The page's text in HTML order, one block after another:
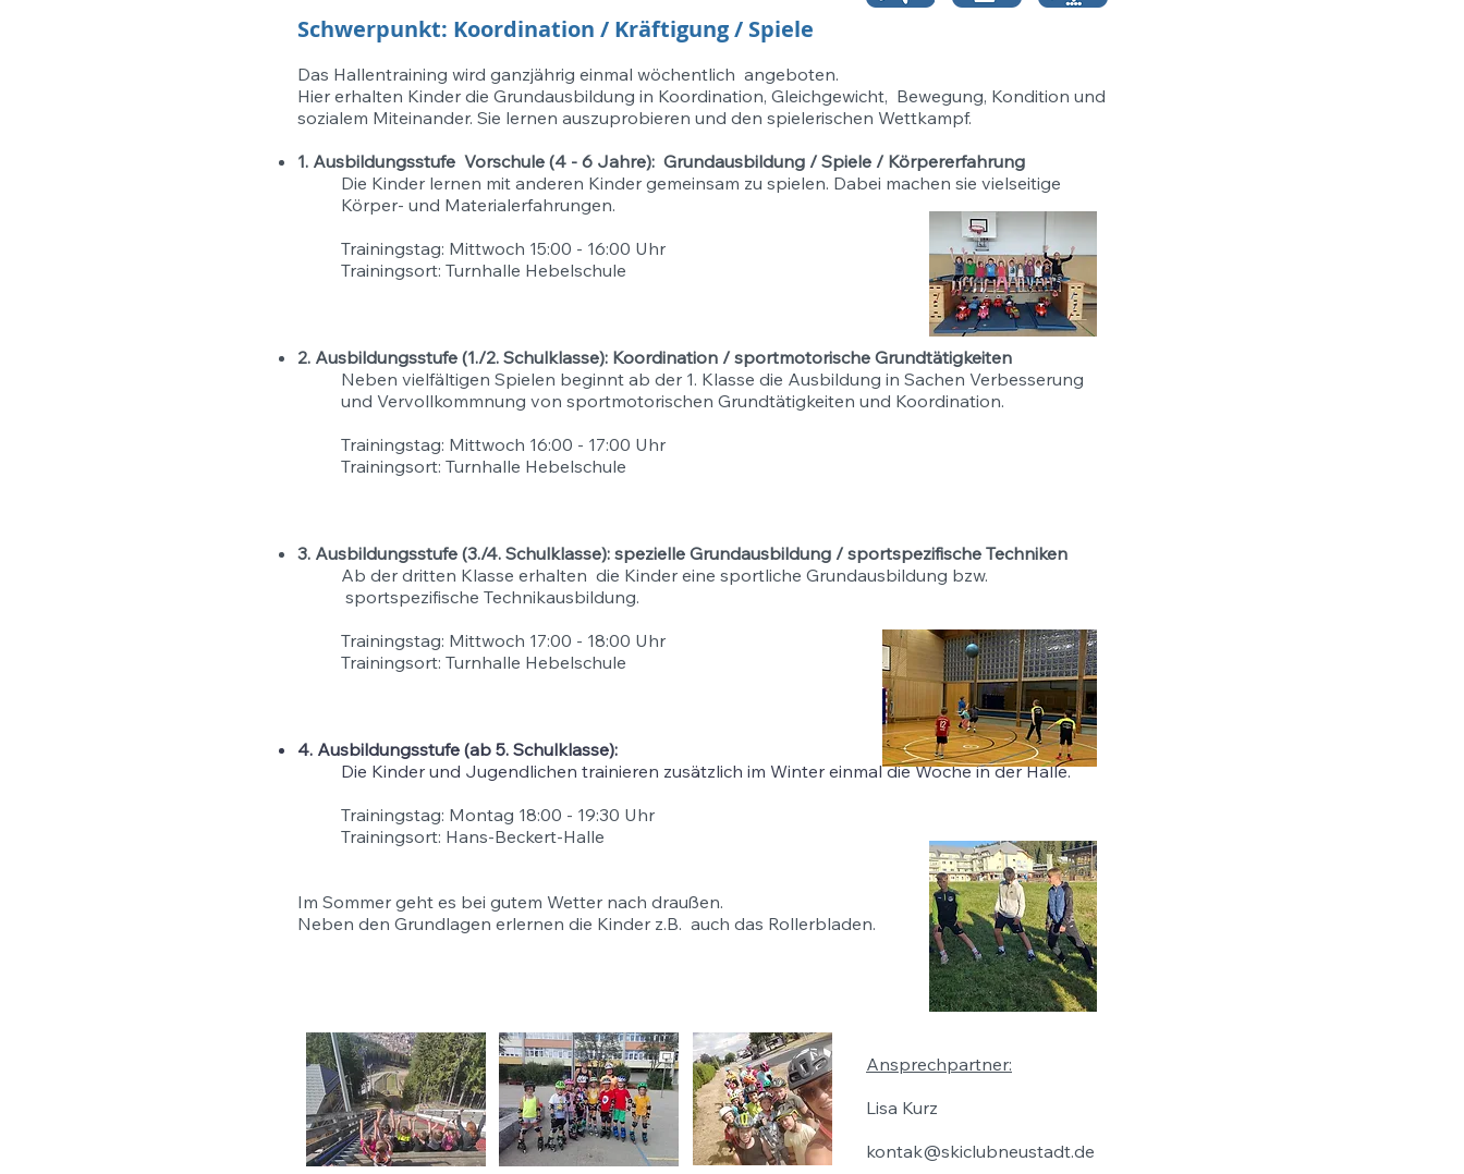
Schwerpunkt: Koordination / Kräftigung / Spiele
Das Hallentraining wird ganzjährig einmal wöchentlich angeboten.
Hier erhalten Kinder die Grundausbildung in Koordination, Gleichgewicht, Bewegung, Kondition und
sozialem Miteinander. Sie lernen auszuprobieren und den spielerischen Wettkampf.
1. Ausbildungsstufe Vorschule (4 - 6 Jahre): Grundausbildung / Spiele / Körpererfahrung
Die Kinder lernen mit anderen Kinder gemeinsam zu spielen. Dabei machen sie vielseitige
Körper- und Materialerfahrungen.
Trainingstag: Mittwoch 15:00 - 16:00 Uhr
Trainingsort: Turnhalle Hebelschule
2. Ausbildungsstufe (1./2. Schulklasse): Koordination / sportmotorische Grundtätigkeiten
Neben vielfältigen Spielen beginnt ab der 1. Klasse die Ausbildung in Sachen Verbesserung
und Vervollkommnung von sportmotorischen Grundtätigkeiten und Koordination.
Trainingstag: Mittwoch 16:00 - 17:00 Uhr
Trainingsort: Turnhalle Hebelschule
3. Ausbildungsstufe (3./4. Schulklasse): spezielle Grundausbildung / sportspezifische Techniken
Ab der dritten Klasse erhalten die Kinder eine sportliche Grundausbildung bzw.
sportspezifische Technikausbildung.
Trainingstag: Mittwoch 17:00 - 18:00 Uhr
Trainingsort: Turnhalle Hebelschule
4. Ausbildungsstufe (ab 5. Schulklasse):
Die Kinder und Jugendlichen trainieren zusätzlich im Winter einmal die Woche in der Halle.
Trainingstag: Montag 18:00 - 19:30 Uhr
Trainingsort: Hans-Beckert-Halle
Im Sommer geht es bei gutem Wetter nach draußen.
Neben den Grundlagen erlernen die Kinder z.B. auch das Rollerbladen.
Ansprechpartner:
Lisa Kurz
kontak@skiclubneustadt.de